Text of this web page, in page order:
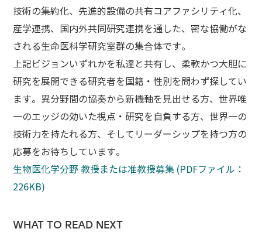
技術の集約化、先進的設備の共有コアファシリティ化、
産学連携、国内外共同研究連携を通した、密な協働がな
される生命医科学研究室群の集合体です。
上記ビジョンいずれかを私達と共有し、柔軟かつ大胆に
研究を展開できる研究者を国籍・性別を問わず探してい
ます。異分野間の協奏から新機軸を見出せる方、世界唯
一のエッジの効いた視点・研究を自負する方、世界一の
技術力を持たれる方、そしてリーダーシップを持つ方の
応募をお待ちしています。
生物医化学分野 教授または准教授募集 (PDFファイル：
226KB)
WHAT TO READ NEXT